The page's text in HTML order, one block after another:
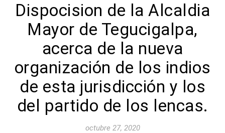
Dispocision de la Alcaldia
Mayor de Tegucigalpa,
acerca de la nueva
organización de los indios
de esta jurisdicción y los
del partido de los lencas.
octubre 27, 2020